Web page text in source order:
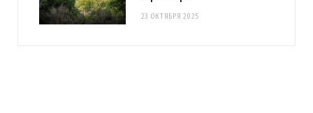
23 ОКТЯБРЯ 2025